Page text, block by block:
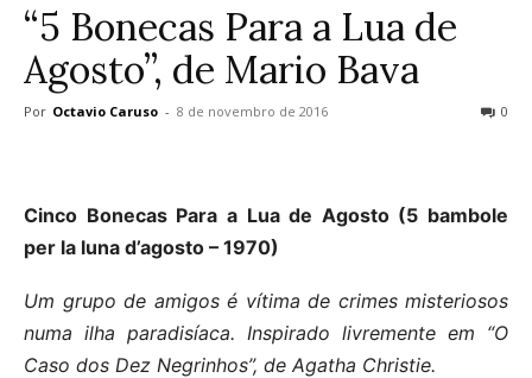
“5 Bonecas Para a Lua de
Agosto”, de Mario Bava
Por Octavio Caruso - 8 de novembro de 2016 0
Cinco Bonecas Para a Lua de Agosto (5 bambole
per la luna d’agosto – 1970)
Um grupo de amigos é vítima de crimes misteriosos
numa ilha paradisíaca. Inspirado livremente em “O
Caso dos Dez Negrinhos”, de Agatha Christie.